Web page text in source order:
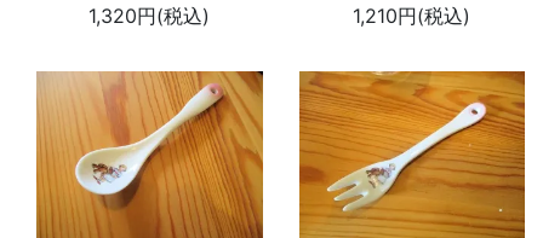
1,320円(税込)
1,210円(税込)